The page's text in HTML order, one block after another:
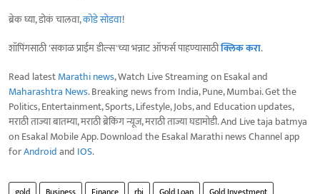
ब्रेक घ्या, डोकं चालवा,कोडे सोडवा!
शॉपिंगसाठी 'सकाळ प्राईम डील्स'च्या भन्नाट ऑफर्स पाहण्यासाठीक्लिक करा.
Read latestMarathi news, Watch Live Streaming on Esakal and
Maharashtra News. Breaking news from India, Pune, Mumbai. Get the
Politics, Entertainment, Sports, Lifestyle, Jobs, and Education updates,
मराठी ताज्या बातम्या, मराठी ब्रेकिंग न्यूज, मराठी ताज्या घडामोडी. And Live taja batmya
on Esakal Mobile App. Download the Esakal Marathi news Channel app
forAndroidand IOS.